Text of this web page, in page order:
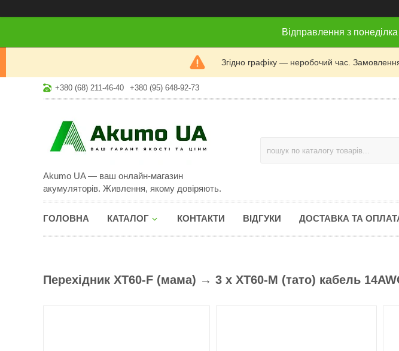
Відправлення з
Згідно графіку — неробочий час.
+380 (68) 211-46-40 +380 (95) 648-92-73
Akumo UA — ваш онлайн-магазин
акумуляторів. Живлення, якому довіряють.
ГОЛОВНА КАТАЛОГ КОНТАКТИ ВІДГУКИ ДОСТАВКА ТА
Перехідник XT60-F (мама) → 3 х XT60-M (тато) кабель